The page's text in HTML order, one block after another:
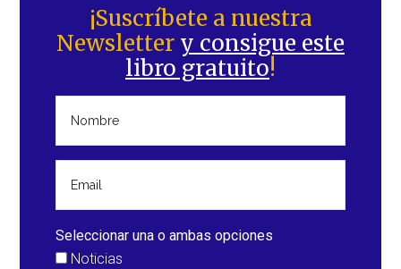
lateral
principal
¡Suscríbete a nuestra
Newsletter y consigue este
libro gratuito!
Seleccionar una o ambas opciones
Noticias